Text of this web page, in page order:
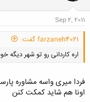
Sep 2, 2011
farzaneh4021 گفت:
اره کاردانی رو تو شهر دیگه خوندم البته 2 ساعت تا
فردا میری واسه مشاوره
اونا هم شاید کمکت کنن